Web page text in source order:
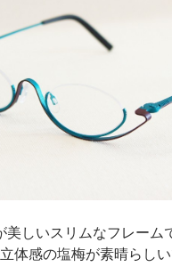
美しいスリムなフレーム
体感の塩梅が素晴らし